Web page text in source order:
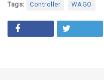
Tags: Controller WAGO